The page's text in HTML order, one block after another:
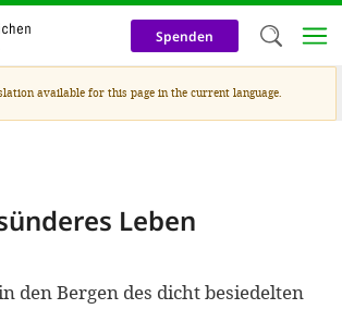
Spenden
available for this page in the current language.
Leben
den Bergen des dicht besiedelten
cookies,